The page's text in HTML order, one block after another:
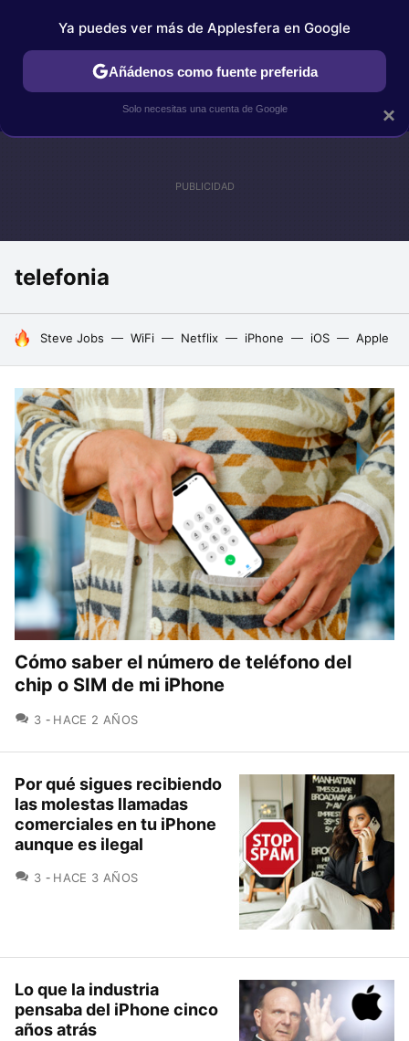
IPHONE TUTORIALES APPLESFERA SELECCIÓN
telefonia
HOY SE HABLA DE
Steve Jobs WiFi Netflix iPhone iOS Apple
Cómo saber el número de teléfono del
chip o SIM de mi iPhone
3 COMENTARIOS
HACE 2 AÑOS
Por qué sigues recibiendo
las molestas llamadas
comerciales en tu iPhone
aunque es ilegal
3 COMENTARIOS
HACE 3 AÑOS
Lo que la industria
pensaba del iPhone cinco
años atrás
×
Ya puedes ver más de Applesfera en Google
Añádenos como fuente preferida
Solo necesitas una cuenta de Google